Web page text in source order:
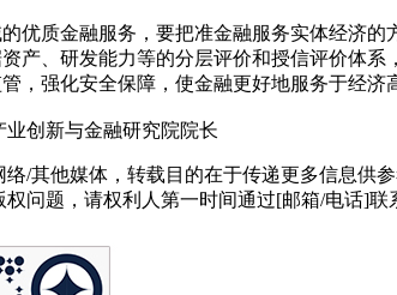
优质金融服务，要把准金融服务实体经济
产、研发能力等的分层评价和授信评价体
，强化安全保障，使金融更好地服务于经济
创新与金融研究院院长
络/其他媒体，转载目的在于传递更多信息供
问题，请权利人第一时间通过[邮箱/电话]